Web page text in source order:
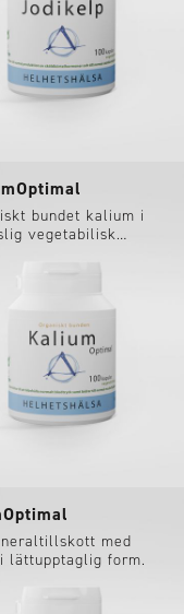
bundet kalium i
vegetabilisk
med
lättupptaglig form.